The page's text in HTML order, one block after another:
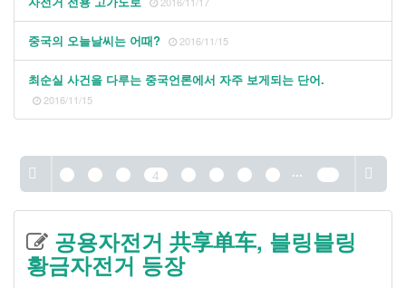
중국의 오늘날씨는 어때? 2016/11/15
최순실 사건을 다루는 중국언론에서 자주 보게되는 단어.
2016/11/15
1 2 3 4 5 6 7 8 ... 26
공용자전거 共享单车, 블링블링
황금자전거 등장